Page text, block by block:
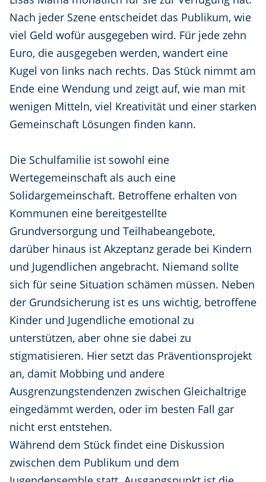
Nach jeder Szene entscheidet das Publikum, wie
viel Geld wofür ausgegeben wird. Für jede zehn
Euro, die ausgegeben werden, wandert eine
Kugel von links nach rechts. Das Stück nimmt am
Ende eine Wendung und zeigt auf, wie man mit
wenigen Mitteln, viel Kreativität und einer starken
Gemeinschaft Lösungen finden kann.
Die Schulfamilie ist sowohl eine
Wertegemeinschaft als auch eine
Solidargemeinschaft. Betroffene erhalten von
Kommunen eine bereitgestellte
Grundversorgung und Teilhabeangebote,
darüber hinaus ist Akzeptanz gerade bei Kindern
und Jugendlichen angebracht. Niemand sollte
sich für seine Situation schämen müssen. Neben
der Grundsicherung ist es uns wichtig, betroffene
Kinder und Jugendliche emotional zu
unterstützen, aber ohne sie dabei zu
stigmatisieren. Hier setzt das Präventionsprojekt
an, damit Mobbing und andere
Ausgrenzungstendenzen zwischen Gleichaltrige
eingedämmt werden, oder im besten Fall gar
nicht erst entstehen.
Während dem Stück findet eine Diskussion
zwischen dem Publikum und dem